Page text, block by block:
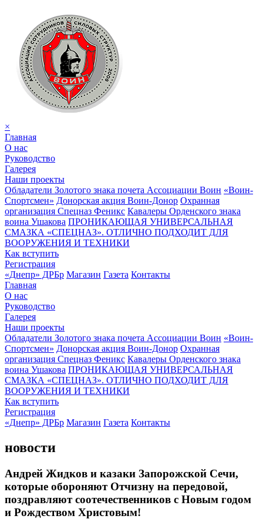
×
Главная
О нас
Руководство
Галерея
Наши проекты
Обладатели Золотого знака почета Ассоциации Воин «Воин-
Спортсмен» Донорская акция Воин-Донор Охранная
организация Спецназ Феникс Кавалеры Орденского знака
воина Ушакова ПРОНИКАЮЩАЯ УНИВЕРСАЛЬНАЯ
СМАЗКА «СПЕЦНАЗ». ОТЛИЧНО ПОДХОДИТ ДЛЯ
ВООРУЖЕНИЯ И ТЕХНИКИ
Как вступить
Регистрация
«Днепр» ДРБр Магазин Газета Контакты
Главная
О нас
Руководство
Галерея
Наши проекты
Обладатели Золотого знака почета Ассоциации Воин «Воин-
Спортсмен» Донорская акция Воин-Донор Охранная
организация Спецназ Феникс Кавалеры Орденского знака
воина Ушакова ПРОНИКАЮЩАЯ УНИВЕРСАЛЬНАЯ
СМАЗКА «СПЕЦНАЗ». ОТЛИЧНО ПОДХОДИТ ДЛЯ
ВООРУЖЕНИЯ И ТЕХНИКИ
Как вступить
Регистрация
«Днепр» ДРБр Магазин Газета Контакты
новости
Андрей Жидков и казаки Запорожской Сечи,
которые обороняют Отчизну на передовой,
поздравляют соотечественников с Новым годом
и Рождеством Христовым!